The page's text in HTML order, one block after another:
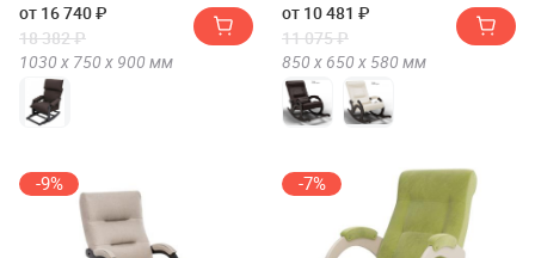
от 16 740 ₽
18 382 ₽
1030 х 750 х 900 мм
от 10 481 ₽
11 075 ₽
850 х 650 х 580 мм
-9% -7%